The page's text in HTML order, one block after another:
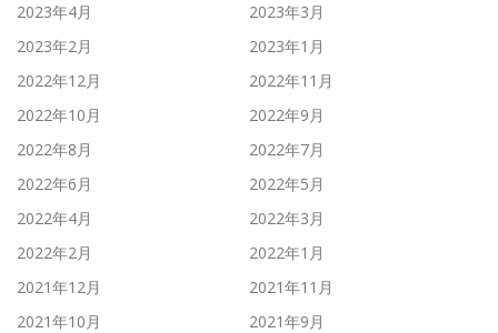
2023年4月
2023年3月
2023年2月
2023年1月
2022年12月
2022年11月
2022年10月
2022年9月
2022年8月
2022年7月
2022年6月
2022年5月
2022年4月
2022年3月
2022年2月
2022年1月
2021年12月
2021年11月
2021年10月
2021年9月